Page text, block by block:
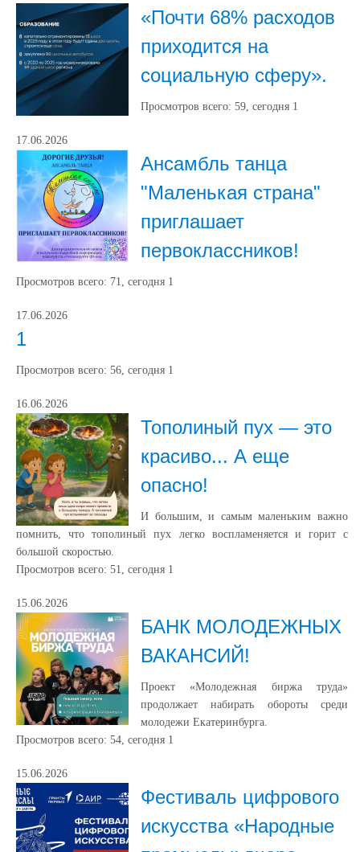
«Почти 68% расходов
приходится на
социальную сферу».
Просмотров всего: 59, сегодня 1
17.06.2026
Ансамбль танца
"Маленькая страна"
приглашает
первоклассников!
Просмотров всего: 71, сегодня 1
17.06.2026
1
Просмотров всего: 56, сегодня 1
16.06.2026
Тополиный пух — это
красиво... А еще
опасно!
И большим, и самым маленьким важно
помнить, что тополиный пух легко воспламеняется и горит с
большой скоростью.
Просмотров всего: 51, сегодня 1
15.06.2026
БАНК МОЛОДЕЖНЫХ
ВАКАНСИЙ!
Проект «Молодежная биржа труда»
продолжает набирать обороты среди
молодежи Екатеринбурга.
Просмотров всего: 54, сегодня 1
15.06.2026
Фестиваль цифрового
искусства «Народные